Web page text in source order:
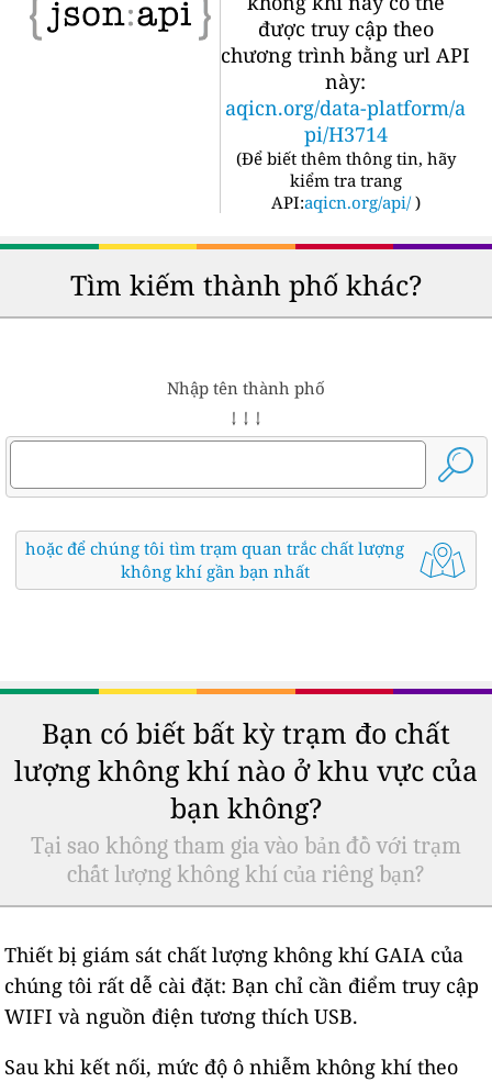
được truy cập theo
chương trình bằng url API
này:
aqicn.org/data-platform/a
pi/H3714
(Để biết thêm thông tin, hãy
kiểm tra trang
API:aqicn.org/api/ )
Tìm kiếm thành phố khác?
Nhập tên thành phố
↓ ↓ ↓
hoặc để chúng tôi tìm trạm quan trắc chất lượng
không khí gần bạn nhất
Bạn có biết bất kỳ trạm đo chất
lượng không khí nào ở khu vực của
bạn không?
Tại sao không tham gia vào bản đồ với trạm
chất lượng không khí của riêng bạn?
Thiết bị giám sát chất lượng không khí GAIA của
chúng tôi rất dễ cài đặt: Bạn chỉ cần điểm truy cập
WIFI và nguồn điện tương thích USB.
Sau khi kết nối, mức độ ô nhiễm không khí theo